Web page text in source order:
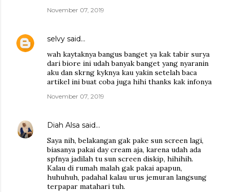
November 07, 2019
selvy said…
wah kaytaknya bangus banget ya kak tabir surya
dari biore ini udah banyak banget yang nyaranin
aku dan skrng kyknya kau yakin setelah baca
artikel ini buat coba juga hihi thanks kak infonya
November 07, 2019
Diah Alsa said…
Saya nih, belakangan gak pake sun screen lagi,
biasanya pakai day cream aja, karena udah ada
spfnya jadilah tu sun screen diskip, hihihih.
Kalau di rumah malah gak pakai apapun,
huhuhuh, padahal kalau urus jemuran langsung
terpapar matahari tuh.